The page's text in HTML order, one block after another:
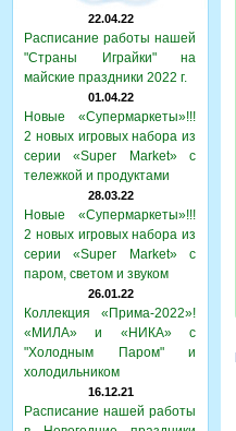
22.04.22
Расписание работы нашей
"Страны Играйки" на
майские праздники 2022 г.
01.04.22
Новые «Супермаркеты»!!!
2 новых игровых набора из
серии «Super Market» с
тележкой и продуктами
28.03.22
Новые «Супермаркеты»!!!
2 новых игровых набора из
серии «Super Market» с
паром, светом и звуком
26.01.22
Коллекция «Прима-2022»!
«МИЛА» и «НИКА» с
"Холодным Паром" и
холодильником
16.12.21
Расписание нашей работы